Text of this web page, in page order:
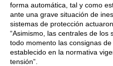
forma automática, tal y como
ante una grave situación de
sistemas de protección
“Asimismo, las centrales de los
todo momento las consignas
establecido en la normativa
tensión”.